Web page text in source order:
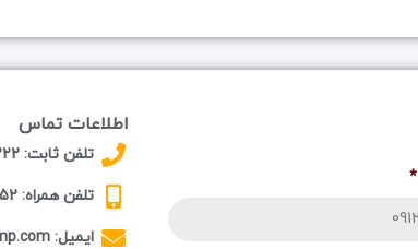
*
اطلاعات تماس
تلفن ثابت: 02149108222
تلفن همراه: 09390873552
ایمیل: info@zigocamp.com